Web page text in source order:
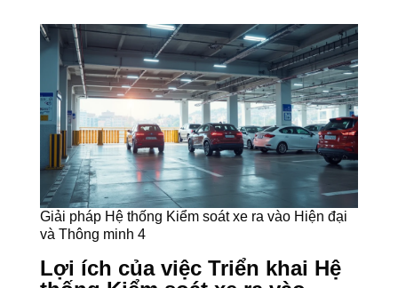
Giải pháp Hệ thống Kiểm soát xe ra vào Hiện đại
và Thông minh 4
Lợi ích của việc Triển khai Hệ